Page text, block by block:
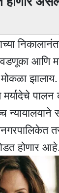
आणि
मोकळा
पालन
न्यायालयाने
होणार